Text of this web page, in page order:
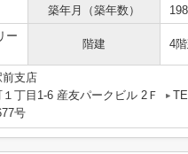
築年月（築年数）
ー
階建 4
支店
丁目1-6 産友パークビル 2Ｆ
号